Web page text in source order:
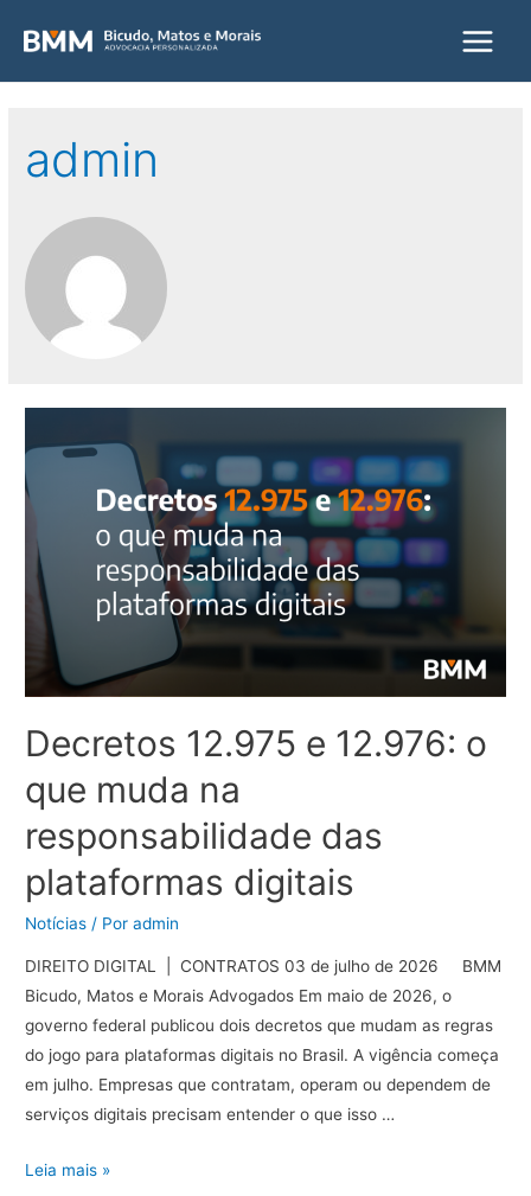
Main
admin
Decretos 12.975 e 12.976: o
que muda na
responsabilidade das
plataformas digitais
Notícias / Poradmin
DIREITO DIGITAL | CONTRATOS 03 de julho de 2026 BMM
Bicudo, Matos e Morais Advogados Em maio de 2026, o
governo federal publicou dois decretos que mudam as regras
do jogo para plataformas digitais no Brasil. A vigência começa
em julho. Empresas que contratam, operam ou dependem de
serviços digitais precisam entender o que isso …
Decretos
Leia mais »